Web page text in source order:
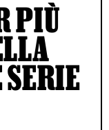
PIÙ